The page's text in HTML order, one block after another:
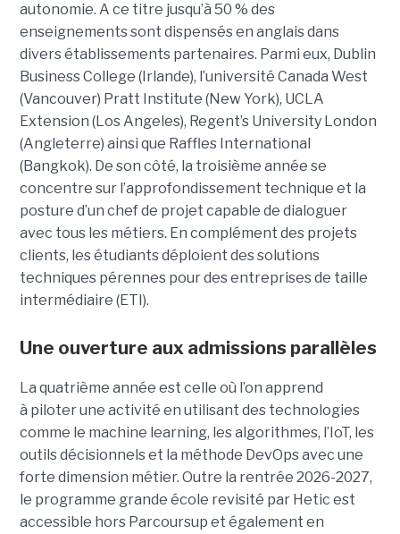
autonomie. A ce titre jusqu’à 50 % des
enseignements sont dispensés en anglais dans
divers établissements partenaires. Parmi eux, Dublin
Business College (Irlande), l’université Canada West
(Vancouver) Pratt Institute (New York), UCLA
Extension (Los Angeles), Regent’s University London
(Angleterre) ainsi que Raffles International
(Bangkok). De son côté, la troisième année se
concentre sur l’approfondissement technique et la
posture d’un chef de projet capable de dialoguer
avec tous les métiers. En complément des projets
clients, les étudiants déploient des solutions
techniques pérennes pour des entreprises de taille
intermédiaire (ETI).
Une ouverture aux admissions parallèles
La quatrième année est celle où l’on apprend
à piloter une activité en utilisant des technologies
comme le machine learning, les algorithmes, l’IoT, les
outils décisionnels et la méthode DevOps avec une
forte dimension métier. Outre la rentrée 2026-2027,
le programme grande école revisité par Hetic est
accessible hors Parcoursup et également en